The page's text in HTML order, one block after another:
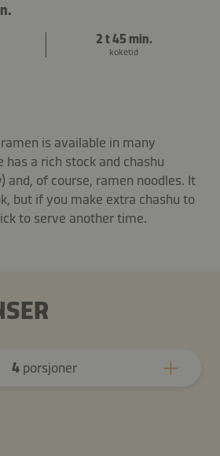
2 t 45 min.
koketid
is available in many
has a rich stock and chashu
and, of course, ramen noodles. It
but if you make extra chashu to
to serve another time.
4porsjoner